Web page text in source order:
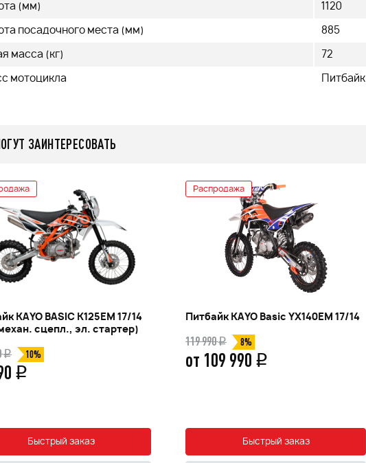
(мм) 1120
посадочного места (мм) 885
масса (кг) 72
мотоцикла Питбайк
ЗАИНТЕРЕСОВАТЬ
KAYO BASIC K125EM 17/14
сцепл., эл. стартер)
q 10%
q
Быстрый заказ
Распродажа
Питбайк KAYO Basic YX140EM 17/14
119 990q 8%
от 109 990 q
Быстрый заказ